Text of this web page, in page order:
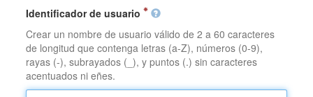
Identificador de usuario
Crear un nombre de usuario válido de 2 a 60 caracteres
de longitud que contenga letras (a-Z), números (0-9),
rayas (-), subrayados (_), y puntos (.) sin caracteres
acentuados ni eñes.